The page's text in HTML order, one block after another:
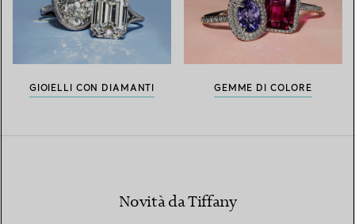
GIOIELLI CON DIAMANTI GEMME DI COLORE
Novità da Tiffany